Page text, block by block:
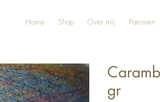
Home Shop Over mij Patronen
gr